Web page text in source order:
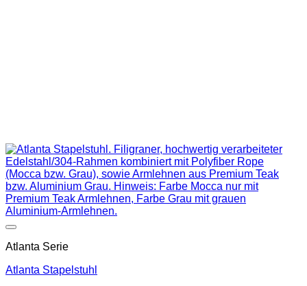
Atlanta Serie
Atlanta Stapelstuhl